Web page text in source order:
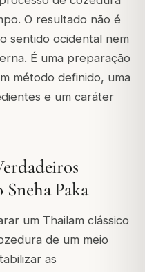
O resultado não é
sentido ocidental nem
É uma preparação
método definido, uma
e um caráter
Paka
um Thailam clássico
de um meio
as